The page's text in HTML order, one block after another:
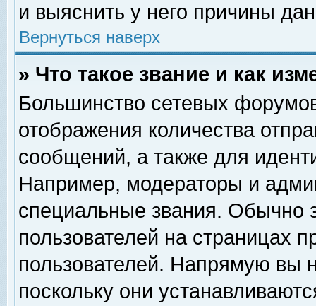
и выяснить у него причины
Вернуться наверх
» Что такое звание и как
Большинство сетевых
отображения количества
сообщений, а также для
Например, модераторы и
специальные звания. Обычно
пользователей на страницах
пользователей. Напрямую вы
поскольку они